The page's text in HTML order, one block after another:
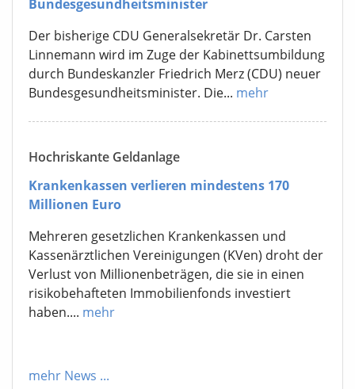
Bundesgesundheitsminister
Der bisherige CDU Generalsekretär Dr. Carsten
Linnemann wird im Zuge der Kabinettsumbildung
durch Bundeskanzler Friedrich Merz (CDU) neuer
Bundesgesundheitsminister. Die... mehr
Hochriskante Geldanlage
Krankenkassen verlieren mindestens 170
Millionen Euro
Mehreren gesetzlichen Krankenkassen und
Kassenärztlichen Vereinigungen (KVen) droht der
Verlust von Millionenbeträgen, die sie in einen
risikobehafteten Immobilienfonds investiert
haben.... mehr
mehr News ...